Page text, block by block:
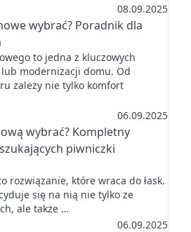
08.09.2025
wybrać? Poradnik dla
to jedna z kluczowych
modernizacji domu. Od
zależy nie tylko komfort
06.09.2025
wybrać? Kompletny
piwniczki
rozwiązanie, które wraca do łask.
się na nią nie tylko ze
ale także …
06.09.2025